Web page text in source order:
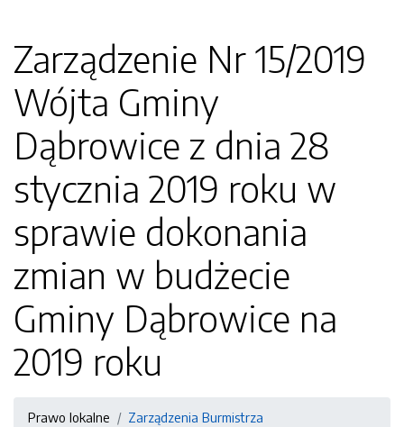
Zarządzenie Nr 15/2019
Wójta Gminy
Dąbrowice z dnia 28
stycznia 2019 roku w
sprawie dokonania
zmian w budżecie
Gminy Dąbrowice na
2019 roku
Prawo lokalne
Zarządzenia Burmistrza